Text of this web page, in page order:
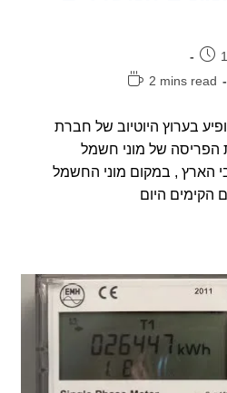
2
היוטיוב של חברת
של מוני חשמל
במקום מוני החשמל
היום